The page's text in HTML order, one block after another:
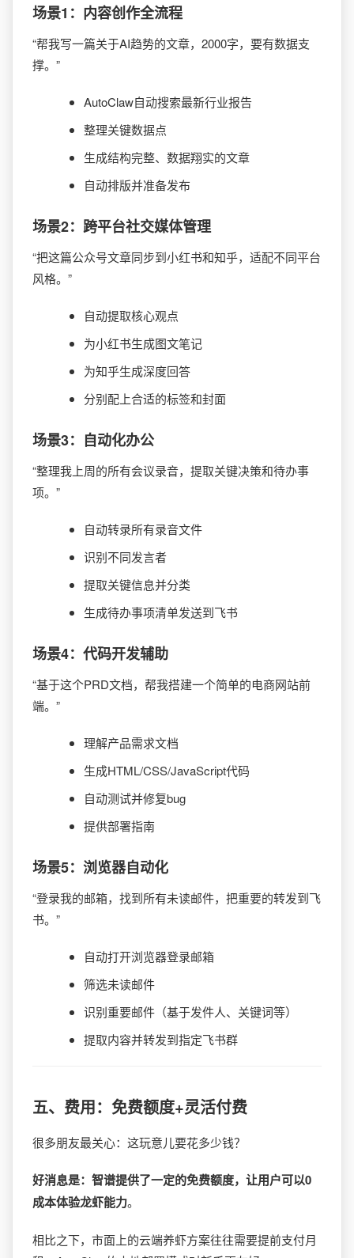
场景1：内容创作全流程
“帮我写一篇关于AI趋势的文章，2000字，要有数据支
撑。”
AutoClaw自动搜索最新行业报告
整理关键数据点
生成结构完整、数据翔实的文章
自动排版并准备发布
场景2：跨平台社交媒体管理
“把这篇公众号文章同步到小红书和知乎，适配不同平台
风格。”
自动提取核心观点
为小红书生成图文笔记
为知乎生成深度回答
分别配上合适的标签和封面
场景3：自动化办公
“整理我上周的所有会议录音，提取关键决策和待办事
项。”
自动转录所有录音文件
识别不同发言者
提取关键信息并分类
生成待办事项清单发送到飞书
场景4：代码开发辅助
“基于这个PRD文档，帮我搭建一个简单的电商网站前
端。”
理解产品需求文档
生成HTML/CSS/JavaScript代码
自动测试并修复bug
提供部署指南
场景5：浏览器自动化
“登录我的邮箱，找到所有未读邮件，把重要的转发到飞
书。”
自动打开浏览器登录邮箱
筛选未读邮件
识别重要邮件（基于发件人、关键词等）
提取内容并转发到指定飞书群
五、费用：免费额度+灵活付费
很多朋友最关心：这玩意儿要花多少钱？
好消息是：智谱提供了一定的免费额度，让用户可以0
成本体验龙虾能力。
相比之下，市面上的云端养虾方案往往需要提前支付月